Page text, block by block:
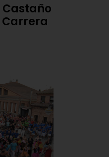
Castaño
Carrera